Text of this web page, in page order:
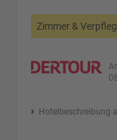
Zimmer &
Hotelbeschreibung